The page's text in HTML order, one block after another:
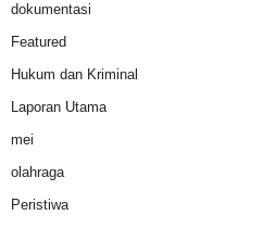
dokumentasi
Featured
Hukum dan Kriminal
Laporan Utama
mei
olahraga
Peristiwa